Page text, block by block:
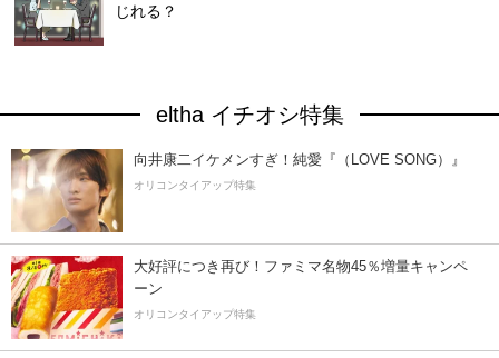
じれる？
eltha イチオシ特集
向井康二イケメンすぎ！純愛『（LOVE SONG）』
オリコンタイアップ特集
大好評につき再び！ファミマ名物45％増量キャンペ
ーン
オリコンタイアップ特集